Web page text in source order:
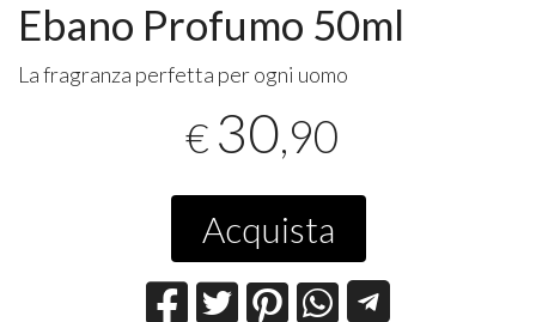
Ebano Profumo 50ml
La fragranza perfetta per ogni uomo
€ 30,90
Acquista